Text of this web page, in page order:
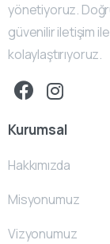
yönetiyoruz.
güvenilir iletişim
kolaylaştırıyoruz.
Kurumsal
Hakkımızda
Misyonumuz
Vizyonumuz